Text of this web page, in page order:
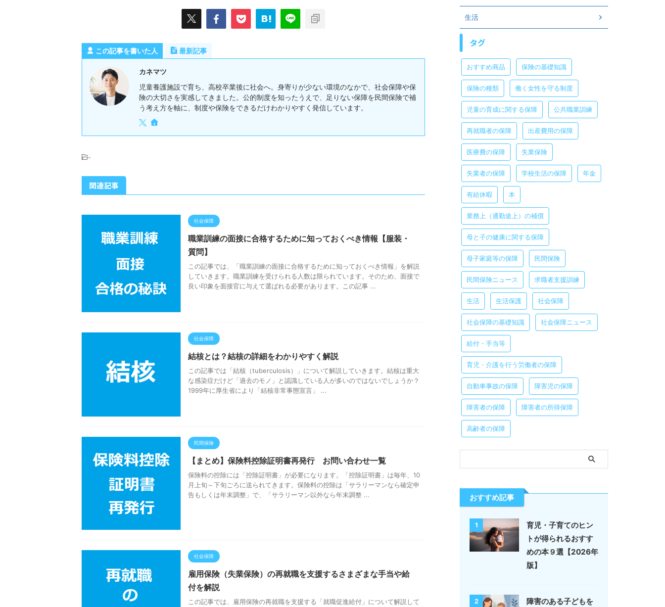
この記事を書いた人 最新記事
カネマツ
児童養護施設で育ち、高校卒業後に社会へ。身寄りが少ない環境のなかで、社会保障や保
険の大切さを実感してきました。公的制度を知ったうえで、足りない保障を民間保険で補
う考え方を軸に、制度や保険をできるだけわかりやすく発信しています。
-
関連記事
社会保障
職業訓練の面接に合格するために知っておくべき情報【服装・
質問】
この記事では、「職業訓練の面接に合格するために知っておくべき情報」を解説
していきます。職業訓練を受けられる人数は限られています。そのため、面接で
良い印象を面接官に与えて選ばれる必要があります。この記事 ...
社会保障
結核とは？結核の詳細をわかりやすく解説
この記事では「結核（tuberculosis）」について解説していきます。結核は重大
な感染症だけど「過去のモノ」と認識している人が多いのではないでしょうか？
1999年に厚生省により「結核非常事態宣言」 ...
民間保険
【まとめ】保険料控除証明書再発行 お問い合わせ一覧
保険料の控除には「控除証明書」が必要になります。「控除証明書」は毎年、10
月上旬～下旬ごろに送られてきます。保険料の控除は「サラリーマンなら確定申
告もしくは年末調整」で、「サラリーマン以外なら年末調整 ...
社会保障
雇用保険（失業保険）の再就職を支援するさまざまな手当や給
付を解説
この記事では、雇用保険の再就職を支援する「就職促進給付」について解説して
生活
タグ
おすすめ商品 保険の基礎知識
保険の種類 働く女性を守る制度
児童の育成に関する保障 公共職業訓練
再就職者の保障 出産費用の保障
医療費の保障 失業保険
失業者の保障 学校生活の保障 年金
有給休暇 本
業務上（通勤途上）の補償
母と子の健康に関する保障
母子家庭等の保障 民間保険
民間保険ニュース 求職者支援訓練
生活 生活保護 社会保障
社会保障の基礎知識 社会保障ニュース
給付・手当等
育児・介護を行う労働者の保障
自動車事故の保障 障害児の保障
障害者の保障 障害者の所得保障
高齢者の保障
おすすめ記事
1
育児・子育てのヒン
トが得られるおすす
めの本９選【2026年
版】
2
障害のある子どもを